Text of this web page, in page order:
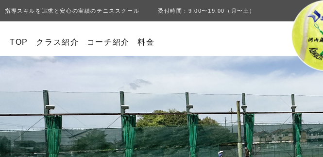
指導スキルを追求と安心の実績のテニススクール 受付時間：9:00〜19:00（月〜土）
TOP クラス紹介 コーチ紹介 料金